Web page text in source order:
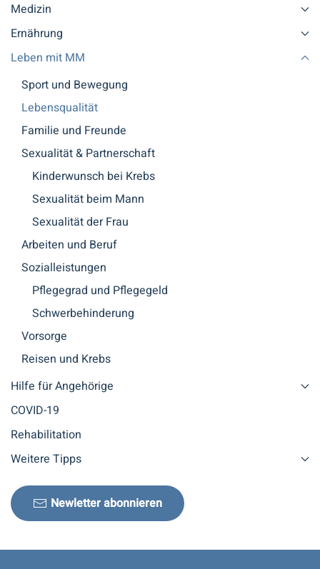
Medizin
Ernährung
Leben mit MM
Sport und Bewegung
Lebensqualität
Familie und Freunde
Sexualität & Partnerschaft
Kinderwunsch bei Krebs
Sexualität beim Mann
Sexualität der Frau
Arbeiten und Beruf
Sozialleistungen
Pflegegrad und Pflegegeld
Schwerbehinderung
Vorsorge
Reisen und Krebs
Hilfe für Angehörige
COVID-19
Rehabilitation
Weitere Tipps
Newletter abonnieren